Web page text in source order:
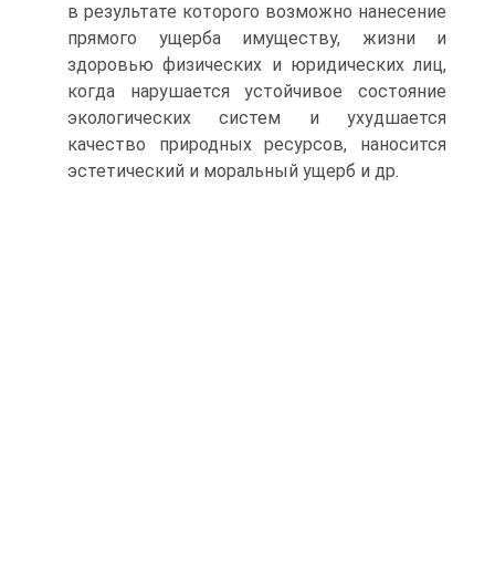
в результате которого возможно нанесение
прямого ущерба имуществу, жизни и
здоровью физических и юридических лиц,
когда нарушается устойчивое состояние
экологических систем и ухудшается
качество природных ресурсов, наносится
эстетический и моральный ущерб и др.